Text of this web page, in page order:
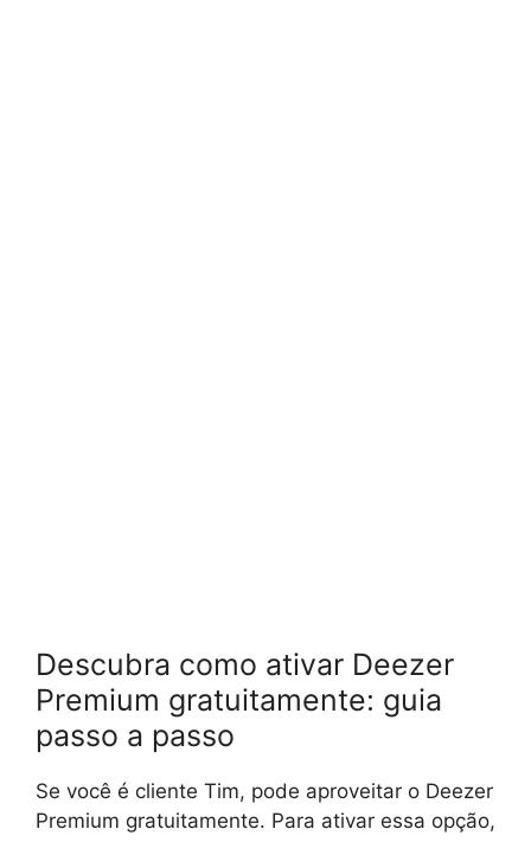
Descubra como ativar Deezer
Premium gratuitamente: guia
passo a passo
Se você é cliente Tim, pode aproveitar o Deezer
Premium gratuitamente. Para ativar essa opção,